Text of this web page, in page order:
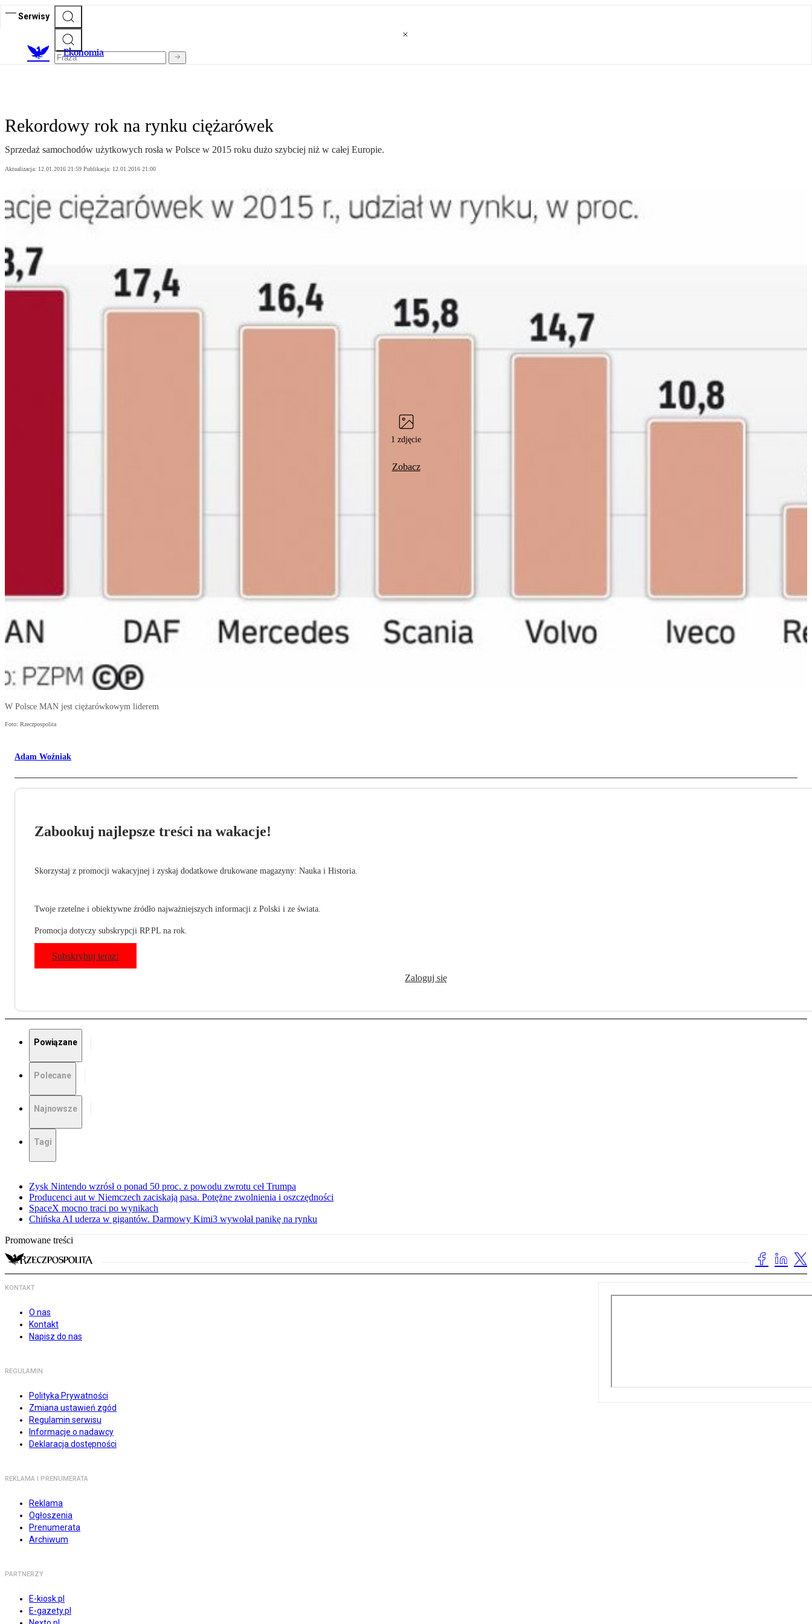
Serwisy
Ekonomia
Rekordowy rok na rynku ciężarówek
Sprzedaż samochodów użytkowych rosła w Polsce w 2015 roku dużo szybciej niż w całej Europie.
Aktualizacja: 12.01.2016 21:59 Publikacja: 12.01.2016 21:00
1 zdjęcie
Zobacz
W Polsce MAN jest ciężarówkowym liderem
Foto: Rzeczpospolita
Adam Woźniak
Zabookuj najlepsze treści na wakacje!
Skorzystaj z promocji wakacyjnej i zyskaj dodatkowe drukowane magazyny: Nauka i Historia.
Twoje rzetelne i obiektywne źródło najważniejszych informacji z Polski i ze świata.
Promocja dotyczy subskrypcji RP.PL na rok.
Subskrybuj teraz!
Zaloguj się
Powiązane
Polecane
Najnowsze
Tagi
Zysk Nintendo wzrósł o ponad 50 proc. z powodu zwrotu ceł Trumpa
Producenci aut w Niemczech zaciskają pasa. Potężne zwolnienia i oszczędności
SpaceX mocno traci po wynikach
Chińska AI uderza w gigantów. Darmowy Kimi3 wywołał panikę na rynku
Promowane treści
KONTAKT
O nas
Kontakt
Napisz do nas
REGULAMIN
Polityka Prywatności
Zmiana ustawień zgód
Regulamin serwisu
Informacje o nadawcy
Deklaracja dostępności
REKLAMA I PRENUMERATA
Reklama
Ogłoszenia
Prenumerata
Archiwum
PARTNERZY
E-kiosk.pl
E-gazety.pl